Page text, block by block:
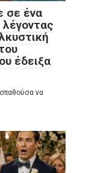
σε ένα
λέγοντας
έδειξα
να